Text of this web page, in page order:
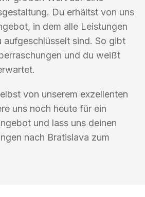
Du erhältst von uns
in dem alle Leistungen
aufgeschlüsselt sind. So gibt
und du weißt
von unserem exzellenten
uns noch heute für ein
und lass uns deinen
nach Bratislava zum